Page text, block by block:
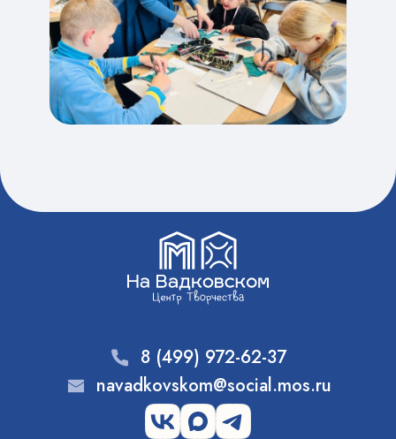
8 (499) 972-62-37
navadkovskom@social.mos.ru